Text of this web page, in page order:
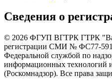
Сведения о
© 2026 ФГУП ВГТРК ГТРК
регистрации СМИ № ФС77-
Федеральной службой по
информационных технологий
(Роскомнадзор). Все права